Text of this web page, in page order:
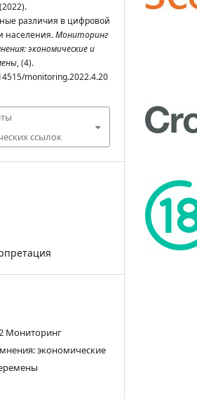
различия в цифровой
населения.Мониторинг
экономические и
, (4).
monitoring.2022.4.20
ссылок
Мониторинг
экономические